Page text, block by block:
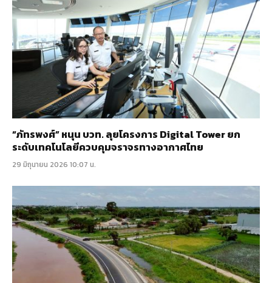
“ภัทรพงศ์” หนุน บวท. ลุยโครงการ Digital Tower ยก
ระดับเทคโนโลยีควบคุมจราจรทางอากาศไทย
29 มิถุนายน 2026 10:07 น.